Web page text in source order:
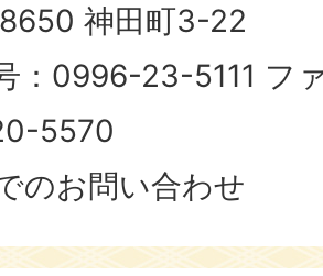
神田町3-22
：0996-23-5111 フ
5570
のお問い合わせ